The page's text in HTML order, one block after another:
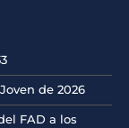
de 2026
FAD a los